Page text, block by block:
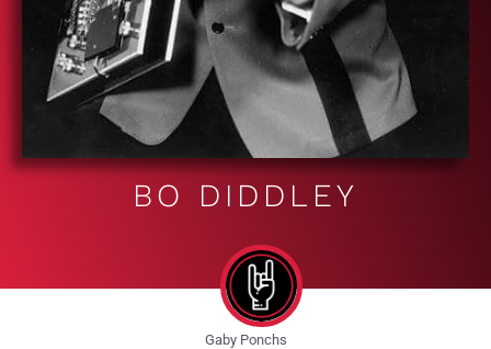
BO DIDDLEY
Gaby Ponchs